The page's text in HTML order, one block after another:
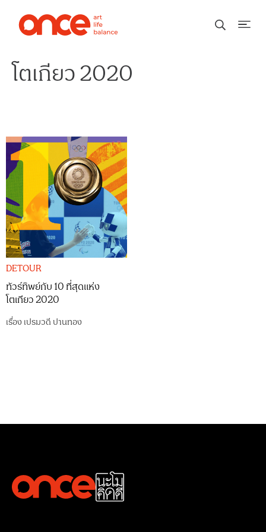
โตเกียว 2020
DETOUR
ทัวร์ทิพย์กับ 10 ที่สุดแห่ง
โตเกียว 2020
เรื่อง เปรมวดี ปานทอง